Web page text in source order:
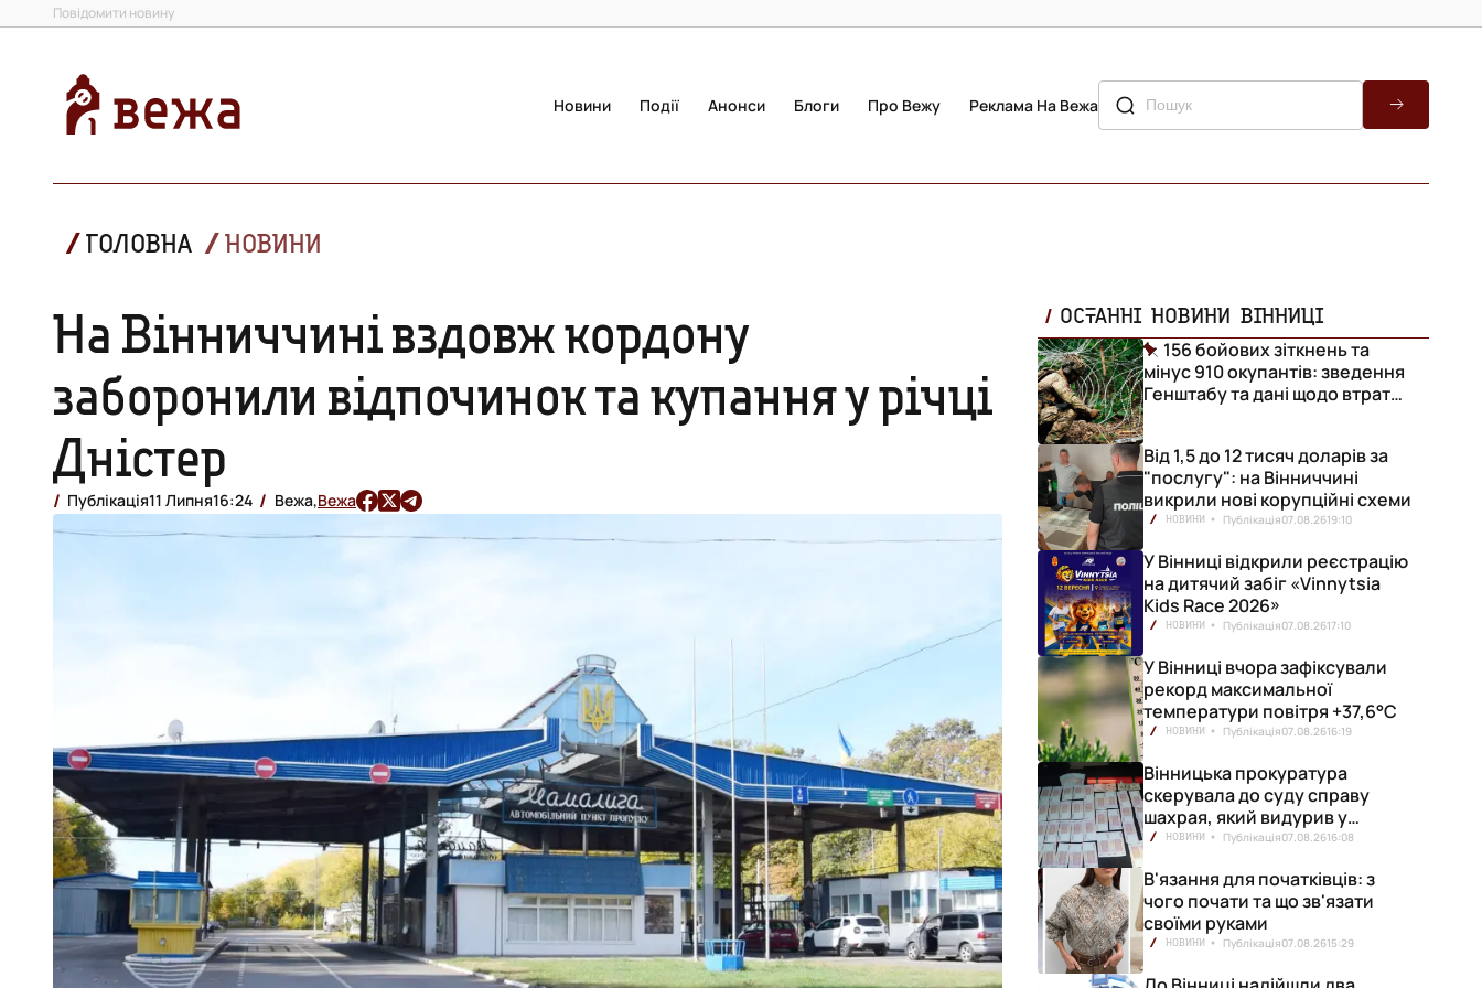
Повідомити новину
Новини Події Анонси Блоги Про Вежу Реклама На Вежа
ГОЛОВНА НОВИНИ
На Вінниччині вздовж кордону
заборонили відпочинок та купання у річці
Дністер
Публікація11 Липня16:24 Вежа,Вежа
ОСТАННІ НОВИНИ ВІННИЦІ
156 бойових зіткнень та
мінус 910 окупантів: зведення
Генштабу та дані щодо втрат
Від 1,5 до 12 тисяч доларів за
"послугу": на Вінниччині
викрили нові корупційні схеми
НОВИНИ Публікація07.08.2619:10
У Вінниці відкрили реєстрацію
на дитячий забіг «Vinnytsia
Kids Race 2026»
НОВИНИ Публікація07.08.2617:10
У Вінниці вчора зафіксували
рекорд максимальної
температури повітря +37,6°С
НОВИНИ Публікація07.08.2616:19
Вінницька прокуратура
скерувала до суду справу
шахрая, який видурив у
вінничанки 154 тисячі гривень
НОВИНИ Публікація07.08.2616:08
В'язання для початківців: з
чого почати та що зв'язати
своїми руками
НОВИНИ Публікація07.08.2615:29